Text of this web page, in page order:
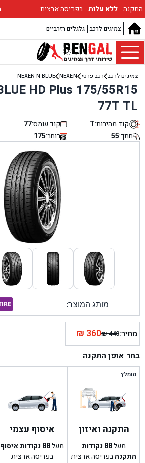
התקנה ללא עלות בפריסה ארצית
גלגלים רזרביים צמיגים לרכב
צמיגים לרכב רכב פרטי NEXEN
NEXEN N-BLUE
HD Plus 175/55R15
77T TL
קוד מהירות:T קוד עומס:77
חתך:55 רוחב:175
מותג המוצר:
מחיר: ₪440
המחיר
המקורי
היה:
₪360המחיר
הנוכחי
הוא:
בחר אופן התקנה
מומלץ
התקנה ואיזון
מעל88 נקודות
התקנהבפריסה ארצית
איסוף עצמי
מעל88 נקודות איסוף
בפריסה ארצית